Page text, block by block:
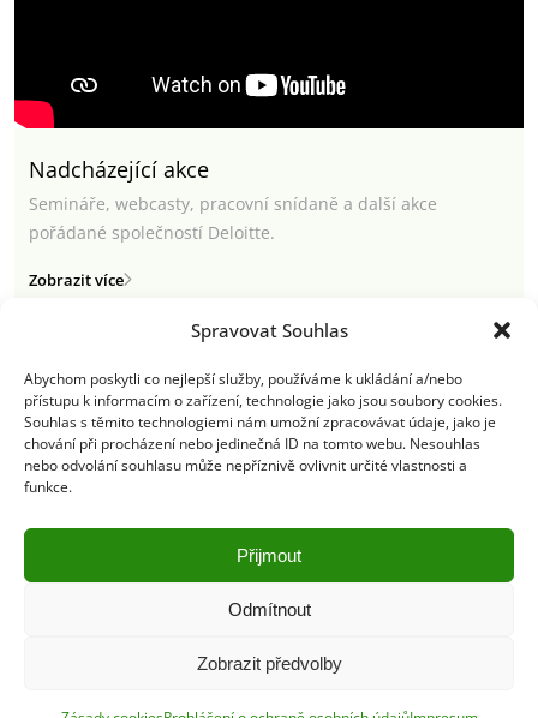
Spravovat Souhlas
Abychom poskytli co nejlepší služby, používáme k ukládání a/nebo
přístupu k informacím o zařízení, technologie jako jsou soubory cookies.
Souhlas s těmito technologiemi nám umožní zpracovávat údaje, jako je
chování při procházení nebo jedinečná ID na tomto webu. Nesouhlas
nebo odvolání souhlasu může nepříznivě ovlivnit určité vlastnosti a
funkce.
Přijmout
Odmítnout
Zobrazit předvolby
Nadcházející akce
Semináře, webcasty, pracovní snídaně a další akce
pořádané společností Deloitte.
Zobrazit více
Semináře a webcasty
Newsletter